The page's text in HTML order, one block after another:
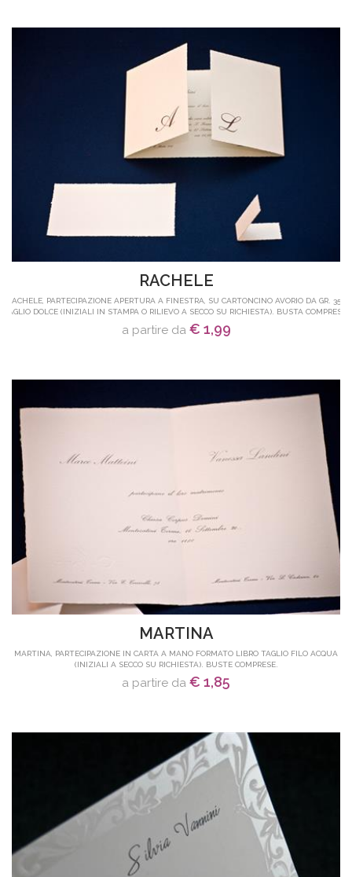
RACHELE
RACHELE, PARTECIPAZIONE APERTURA A FINESTRA, SU CARTONCINO AVORIO DA GR. 350
TAGLIO DOLCE (INIZIALI IN STAMPA O RILIEVO A SECCO SU RICHIESTA). BUSTA COMPRESA.
a partire da € 1,99
MARTINA
MARTINA, PARTECIPAZIONE IN CARTA A MANO FORMATO LIBRO TAGLIO FILO ACQUA
(INIZIALI A SECCO SU RICHIESTA). BUSTE COMPRESE.
a partire da € 1,85